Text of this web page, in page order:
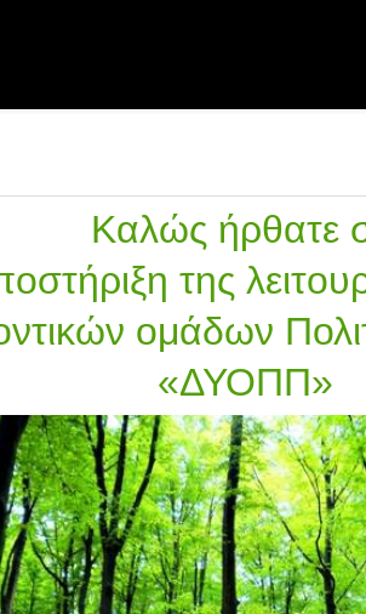
Καλώς ήρθατε
της
ομάδων
«ΔΥΟΠΠ»